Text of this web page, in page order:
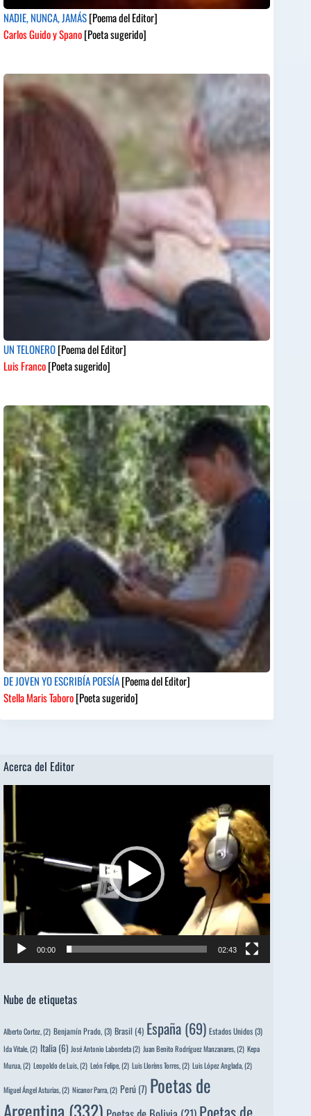
NADIE, NUNCA, JAMÁS[Poema del Editor]
Carlos Guido y Spano[Poeta sugerido]
UN TELONERO[Poema del Editor]
Luis Franco[Poeta sugerido]
DE JOVEN YO ESCRIBÍA POESÍA[Poema del Editor]
Stella Maris Taboro[Poeta sugerido]
Acerca del Editor
de
vídeo
00:00 02:43
Nube de etiquetas
Alberto Cortez, (2) Benjamín Prado,(3) Brasil (4) España (69) Estados Unidos(3)
Ida Vitale, (2) Italia (6) José Antonio Labordeta(2) Juan Benito Rodríguez Manzanares, (2) Kepa
Murua, (2) Leopoldo de Luis, (2) León Felipe, (2) Luis Llorèns Torres, (2) Luis López Anglada, (2)
Miguel Ángel Asturias, (2) Nicanor Parra, (2) Perú (7) Poetas de
Argentina (332)